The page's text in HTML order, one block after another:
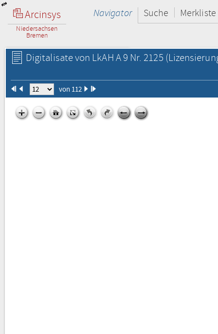
Arcinsys
Niedersachsen
Bremen
Navigator Suche Merkliste
Digitalisate von LkAH A 9 Nr. 2125
von 112